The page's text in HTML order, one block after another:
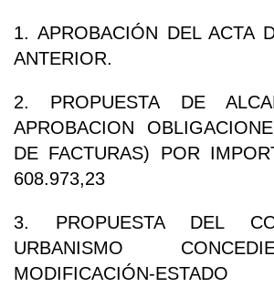
1. APROBACIÓN DEL ACTA
ANTERIOR.
2. PROPUESTA DE
APROBACION
DE FACTURAS) POR
608.973,23
3. PROPUESTA DEL
URBANISMO
MODIFICACIÓN-